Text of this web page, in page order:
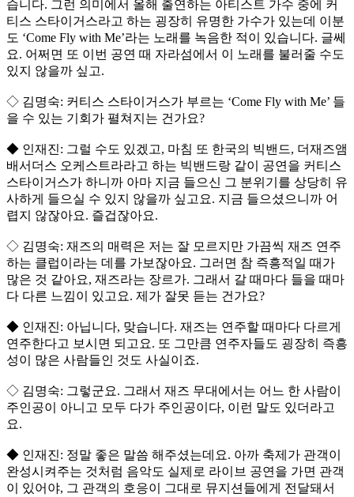
습니다. 그런 의미에서 올해 출연하는 아티스트 가수 중에 커
티스 스타이거스라고 하는 굉장히 유명한 가수가 있는데 이분
도 ‘Come Fly with Me’라는 노래를 녹음한 적이 있습니다. 글쎄
요. 어쩌면 또 이번 공연 때 자라섬에서 이 노래를 불러줄 수도
있지 않을까 싶고.
◇ 김명숙: 커티스 스타이거스가 부르는 ‘Come Fly with Me’ 들
을 수 있는 기회가 펼쳐지는 건가요?
◆ 인재진: 그럴 수도 있겠고, 마침 또 한국의 빅밴드, 더재즈앰
배서더스 오케스트라라고 하는 빅밴드랑 같이 공연을 커티스
스타이거스가 하니까 아마 지금 들으신 그 분위기를 상당히 유
사하게 들으실 수 있지 않을까 싶고요. 지금 들으셨으니까 어
렵지 않잖아요. 즐겁잖아요.
◇ 김명숙: 재즈의 매력은 저는 잘 모르지만 가끔씩 재즈 연주
하는 클럽이라는 데를 가보잖아요. 그러면 참 즉흥적일 때가
많은 것 같아요, 재즈라는 장르가. 그래서 갈 때마다 들을 때마
다 다른 느낌이 있고요. 제가 잘못 듣는 건가요?
◆ 인재진: 아닙니다, 맞습니다. 재즈는 연주할 때마다 다르게
연주한다고 보시면 되고요. 또 그만큼 연주자들도 굉장히 즉흥
성이 많은 사람들인 것도 사실이죠.
◇ 김명숙: 그렇군요. 그래서 재즈 무대에서는 어느 한 사람이
주인공이 아니고 모두 다가 주인공이다, 이런 말도 있더라고
요.
◆ 인재진: 정말 좋은 말씀 해주셨는데요. 아까 축제가 관객이
완성시켜주는 것처럼 음악도 실제로 라이브 공연을 가면 관객
이 있어야, 그 관객의 호응이 그대로 뮤지션들에게 전달돼서